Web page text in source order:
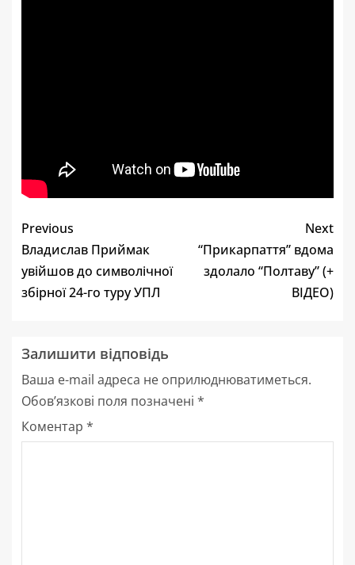
Previous
Владислав Приймак
увійшов до символічної
збірної 24-го туру УПЛ
Next
“Прикарпаття” вдома
здолало “Полтаву” (+
ВІДЕО)
Залишити відповідь
Ваша e-mail адреса не оприлюднюватиметься.
Обов’язкові поля позначені *
Коментар *